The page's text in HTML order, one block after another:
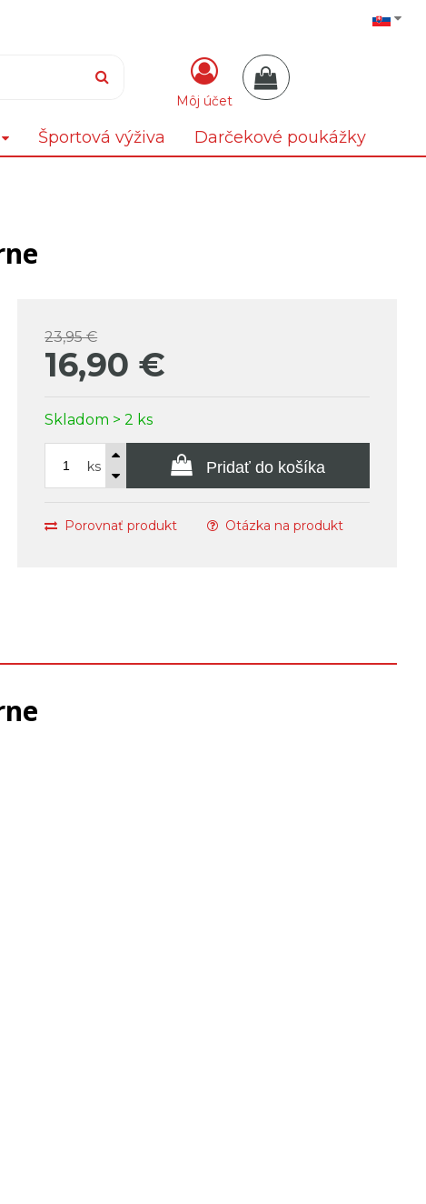
Môj účet
Športová výživa Darčekové poukážky
23,95 €
16,90 €
Skladom > 2 ks
ks Pridať do košíka
Porovnať produkt Otázka na produkt